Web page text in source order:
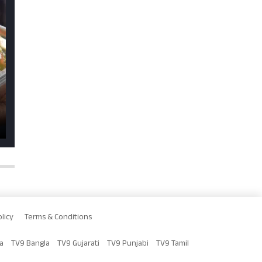
Terms & Conditions
TV9 Bangla TV9 Gujarati TV9 Punjabi TV9 Tamil